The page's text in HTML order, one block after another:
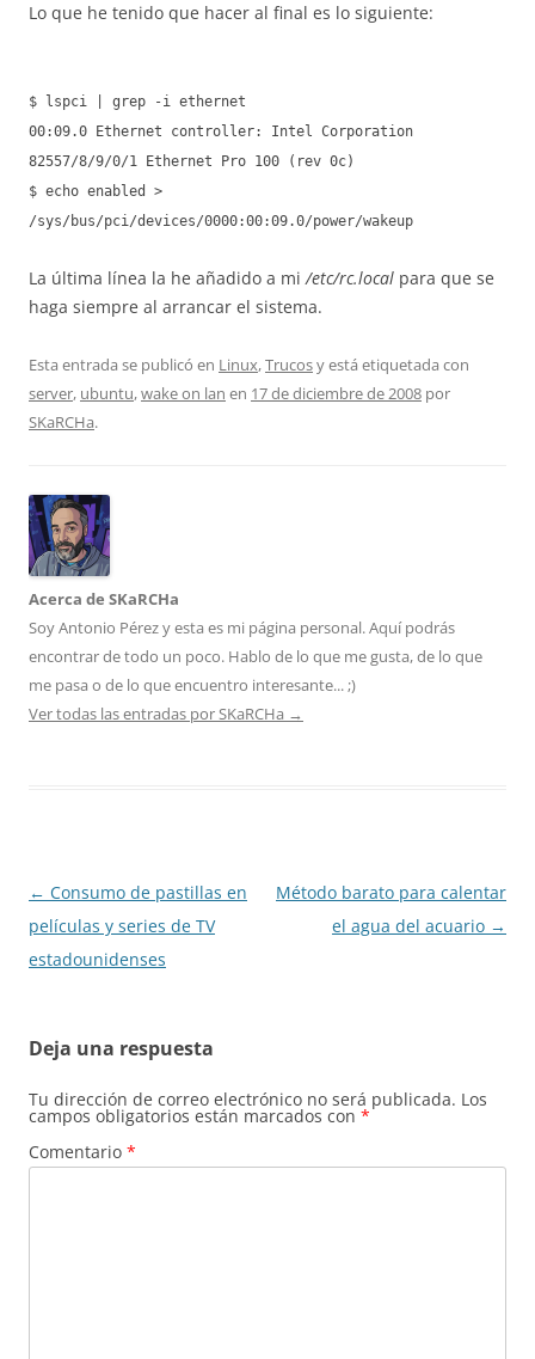
Lo que he tenido que hacer al final es lo siguiente:
$ lspci | grep -i ethernet
00:09.0 Ethernet controller: Intel Corporation
82557/8/9/0/1 Ethernet Pro 100 (rev 0c)
$ echo enabled >
/sys/bus/pci/devices/0000:00:09.0/power/wakeup
La última línea la he añadido a mi/etc/rc.local para que se
haga siempre al arrancar el sistema.
Esta entrada se publicó en Linux,Trucosy está etiquetada con
server, ubuntu,wake on lan en 17 de diciembre de 2008 por
SKaRCHa.
Acerca de SKaRCHa
Soy Antonio Pérez y esta es mi página personal. Aquí podrás
encontrar de todo un poco. Hablo de lo que me gusta, de lo que
me pasa o de lo que encuentro interesante... ;)
Ver todas las entradas por SKaRCHa →
Navegación
de
entradas
← Consumo de pastillas en
películas y series de TV
estadounidenses
Método barato para calentar
el agua del acuario →
Deja una respuesta
Tu dirección de correo electrónico no será publicada. Los
campos obligatorios están marcados con *
Comentario *